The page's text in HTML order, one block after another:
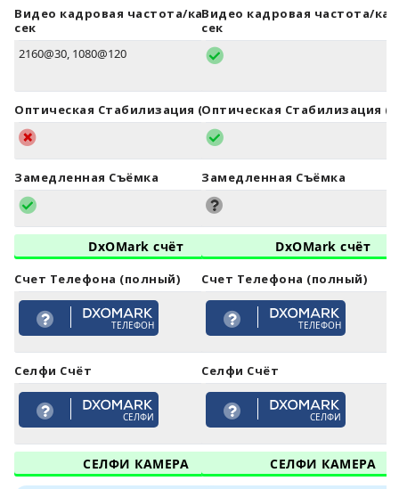
Видео кадровая частота/кадров в
сек
2160@30, 1080@120
Оптическая Стабилизация (OIS)
Замедленная Съёмка
DxOMark счёт
Счет Телефона (полный)
ТЕЛЕФОН
Селфи Счёт
СЕЛФИ
СЕЛФИ КАМЕРА
Видео кадровая частота/
сек
Оптическая Стабилизация
Замедленная Съёмка
DxOMark счёт
Счет Телефона (полный)
ТЕЛЕФОН
Селфи Счёт
СЕЛФИ
СЕЛФИ КАМЕРА